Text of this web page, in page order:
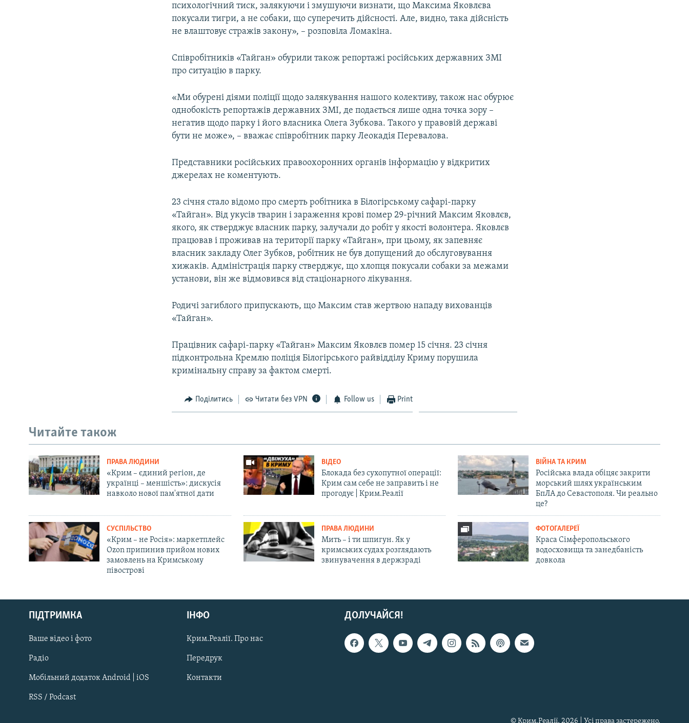
Русский
Qırımtatar
ДОЛУЧАЙСЯ!
психологічний тиск, залякуючи і змушуючи визнати, що Максима Яковлєва
покусали тигри, а не собаки, що суперечить дійсності. Але, видно, така дійсність
не влаштовує стражів закону», – розповіла Ломакіна.
Співробітників «Тайган» обурили також репортажі російських державних ЗМІ
про ситуацію в парку.
«Ми обурені діями поліції щодо залякування нашого колективу, також нас обурює
однобокість репортажів державних ЗМІ, де подається лише одна точка зору –
негатив щодо парку і його власника Олега Зубкова. Такого у правовій державі
бути не може», – вважає співробітник парку Леокадія Перевалова.
Представники російських правоохоронних органів інформацію у відкритих
джерелах не коментують.
23 січня стало відомо про смерть робітника в Білогірському сафарі-парку
«Тайган». Від укусів тварин і зараження крові помер 29-річний Максим Яковлєв,
якого, як стверджує власник парку, залучали до робіт у якості волонтера. Яковлєв
працював і проживав на території парку «Тайган», при цьому, як запевняє
власник закладу Олег Зубков, робітник не був допущений до обслуговування
хижаків. Адміністрація парку стверджує, що хлопця покусали собаки за межами
установи, він же відмовився від стаціонарного лікування.
Родичі загиблого припускають, що Максим став жертвою нападу вихованців
«Тайган».
Працівник сафарі-парку «Тайган» Максим Яковлєв помер 15 січня. 23 січня
підконтрольна Кремлю поліція Білогірського райвідділу Криму порушила
кримінальну справу за фактом смерті.
Поділитись Читати без VPN Follow us Print
Читайте також
ПРАВА ЛЮДИНИ
«Крим – єдиний регіон, де
українці – меншість»: дискусія
навколо нової пам'ятної дати
ВІДЕО
Блокада без сухопутної операції:
Крим сам себе не заправить і не
прогодує | Крим.Реалії
ВІЙНА ТА КРИМ
Російська влада обіцяє закрити
морський шлях українським
БпЛА до Севастополя. Чи реально
це?
СУСПІЛЬСТВО
«Крим – не Росія»: маркетплейс
Ozon припинив прийом нових
замовлень на Кримському
півострові
ПРАВА ЛЮДИНИ
Мить – і ти шпигун. Як у
кримських судах розглядають
звинувачення в держзраді
ФОТОГАЛЕРЕЇ
Краса Сімферопольського
водосховища та занедбаність
довкола
ДОЛУЧАЙСЯ!
ПІДТРИМКА
Ваше відео і фото
Радіо
Мобільний додаток Android | iOS
RSS / Podcast
ІНФО
Крим.Реалії. Про нас
Передрук
Контакти
© Крим.Реалії, 2026 | Усі права застережено.